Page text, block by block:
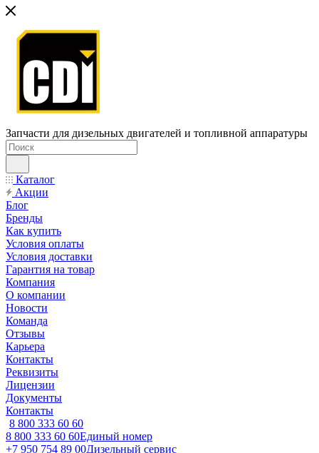
Запчасти для дизельных двигателей и топливной аппаратуры
Каталог
Акции
Блог
Бренды
Как купить
Условия оплаты
Условия доставки
Гарантия на товар
Компания
О компании
Новости
Команда
Отзывы
Карьера
Контакты
Реквизиты
Лицензии
Документы
Контакты
8 800 333 60 60
8 800 333 60 60Единый номер
+7 950 754 89 00Дизельный сервис